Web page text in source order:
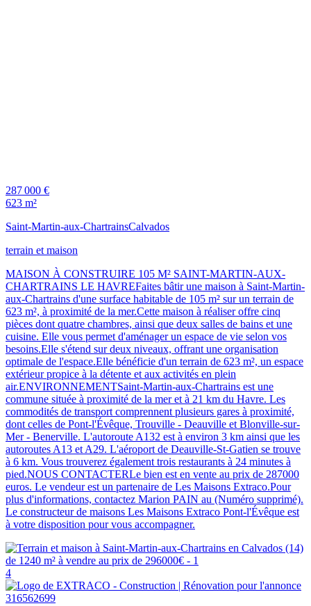
287 000 €
623 m²
Saint-Martin-aux-ChartrainsCalvados
terrain et maison
MAISON À CONSTRUIRE 105 M² SAINT-MARTIN-AUX-
CHARTRAINS LE HAVREFaites bâtir une maison à Saint-Martin-
aux-Chartrains d'une surface habitable de 105 m² sur un terrain de
623 m², à proximité de la mer.Cette maison à réaliser offre cinq
pièces dont quatre chambres, ainsi que deux salles de bains et une
cuisine. Elle vous permet d'aménager un espace de vie selon vos
besoins.Elle s'étend sur deux niveaux, offrant une organisation
optimale de l'espace.Elle bénéficie d'un terrain de 623 m², un espace
extérieur propice à la détente et aux activités en plein
air.ENVIRONNEMENTSaint-Martin-aux-Chartrains est une
commune située à proximité de la mer et à 21 km du Havre. Les
commodités de transport comprennent plusieurs gares à proximité,
dont celles de Pont-l'Évêque, Trouville - Deauville et Blonville-sur-
Mer - Benerville. L'autoroute A132 est à environ 3 km ainsi que les
autoroutes A13 et A29. L'aéroport de Deauville-St-Gatien se trouve
à 6 km. Vous trouverez également trois restaurants à 24 minutes à
pied.NOUS CONTACTERLe bien est en vente au prix de 287000
euros. Le vendeur est un partenaire de Les Maisons Extraco.Pour
plus d'informations, contactez Marion PAIN au (Numéro supprimé).
Le constructeur de maisons Les Maisons Extraco Pont-l'Évêque est
à votre disposition pour vous accompagner.
4